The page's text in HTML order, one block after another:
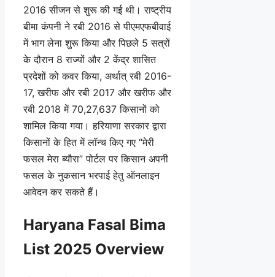
2016 सीजन से शुरू की गई थी। राष्ट्रीय
बीमा कंपनी ने रबी 2016 से पीएमएफबीवाई
में भाग लेना शुरू किया और पिछले 5 सत्रों
के दौरान 8 राज्यों और 2 केंद्र शासित
प्रदेशों को कवर किया, अर्थात् रबी 2016-
17, खरीफ और रबी 2017 और खरीफ और
रबी 2018 में 70,27,637 किसानों को
शामिल किया गया। हरियाणा सरकार द्वारा
किसानों के हित में लॉन्च किए गए “मेरी
फसल मेरा ब्यौरा” पोर्टल पर किसान अपनी
फसल के नुकसान भरपाई हेतु ऑनलाइन
आवेदन कर सकते हैं।
Haryana Fasal Bima
List 2025 Overview